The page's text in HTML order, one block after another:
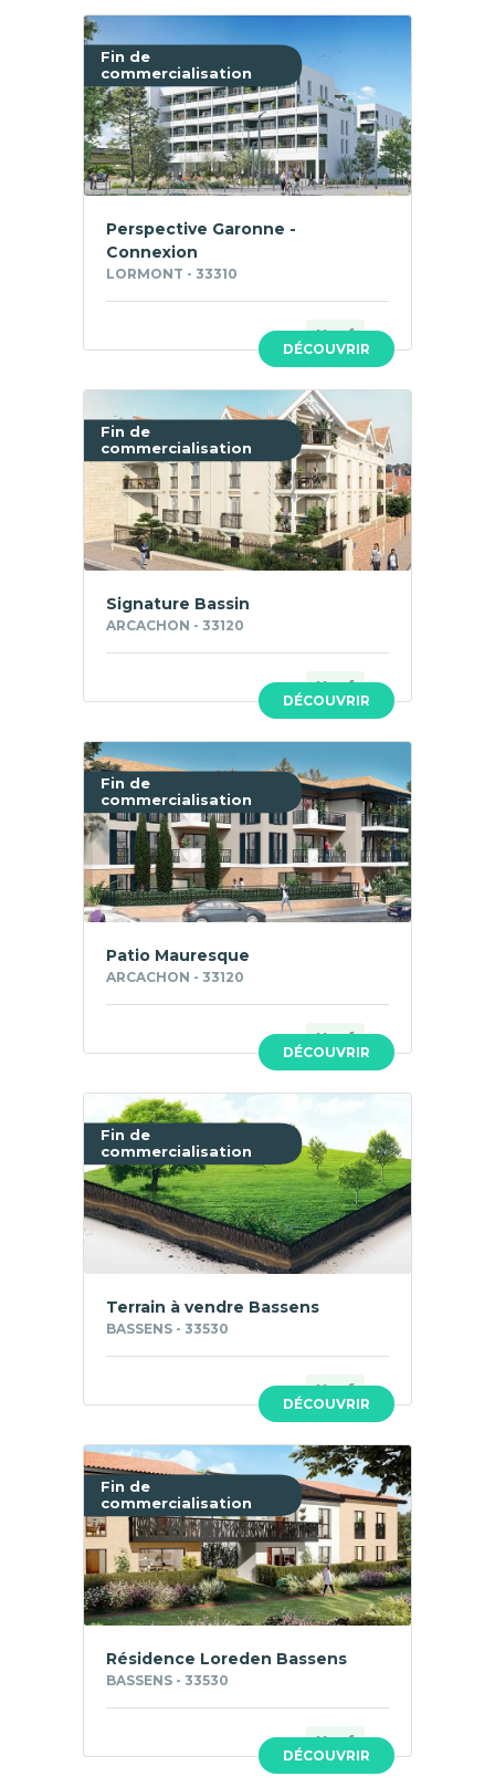
Fin de
commercialisation
DÉCOUVRIR
Perspective Garonne -
Connexion
LORMONT - 33310
Neuf
Fin de
commercialisation
DÉCOUVRIR
Signature Bassin
ARCACHON - 33120
Neuf
Fin de
commercialisation
DÉCOUVRIR
Patio Mauresque
ARCACHON - 33120
Neuf
Fin de
commercialisation
DÉCOUVRIR
Terrain à vendre Bassens
BASSENS - 33530
Neuf
Fin de
commercialisation
DÉCOUVRIR
Résidence Loreden Bassens
BASSENS - 33530
Neuf